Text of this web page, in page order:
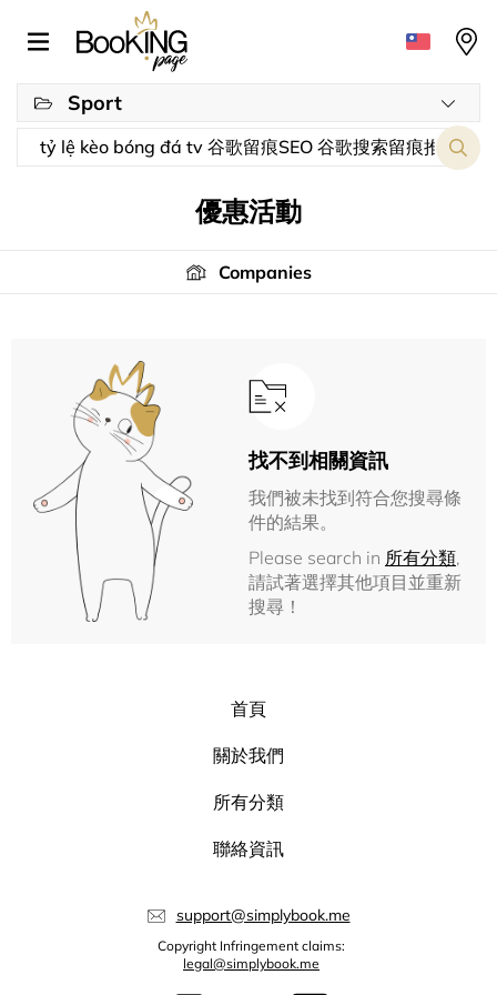
Sport
優惠活動
Companies
找不到相關資訊
我們被未找到符合您搜尋條
件的結果。
Please search in 所有分類,
請試著選擇其他項目並重新
搜尋！
首頁
關於我們
所有分類
聯絡資訊
support@simplybook.me
Copyright Infringement claims:
legal@simplybook.me